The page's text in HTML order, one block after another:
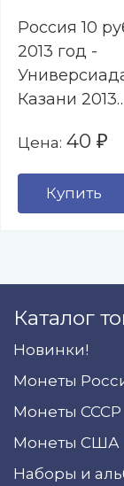
Россия 10
2013 год -
Казани 2013
Цена: 40 ₽
Купить
Каталог
Новинки!
Монеты
Монеты СССР
Монеты США
Наборы и